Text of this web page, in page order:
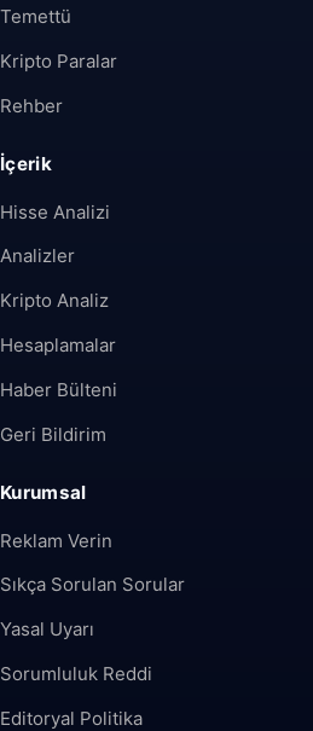
Temettü
Kripto Paralar
Rehber
İçerik
Hisse Analizi
Analizler
Kripto Analiz
Hesaplamalar
Haber Bülteni
Geri Bildirim
Kurumsal
Reklam Verin
Sıkça Sorulan Sorular
Yasal Uyarı
Sorumluluk Reddi
Editoryal Politika